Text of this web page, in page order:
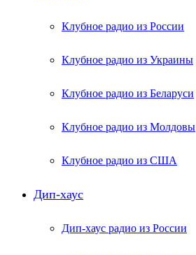
Клубное радио из России
Клубное радио из Украины
Клубное радио из Беларуси
Клубное радио из Молдовы
Клубное радио из США
Дип-хаус
Дип-хаус радио из России